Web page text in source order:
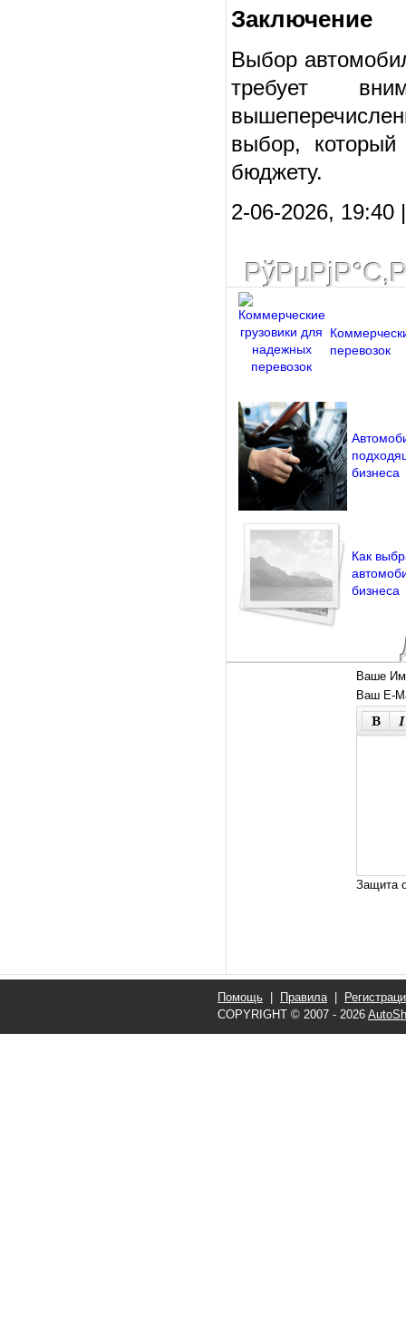
Заключение
Выбор
требует
выбор, который
бюджету.
2-06-2026, 19:40
перевозок
бизнеса
Как
бизнеса
Ваше
Ваш E-
Защита
Помощь Правила
COPYRIGHT © 2007 - 2026